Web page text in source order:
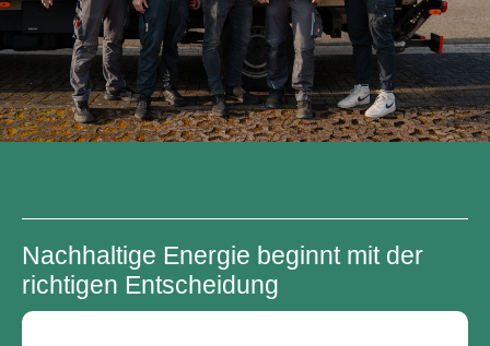
Nachhaltige Energie beginnt mit der
richtigen Entscheidung